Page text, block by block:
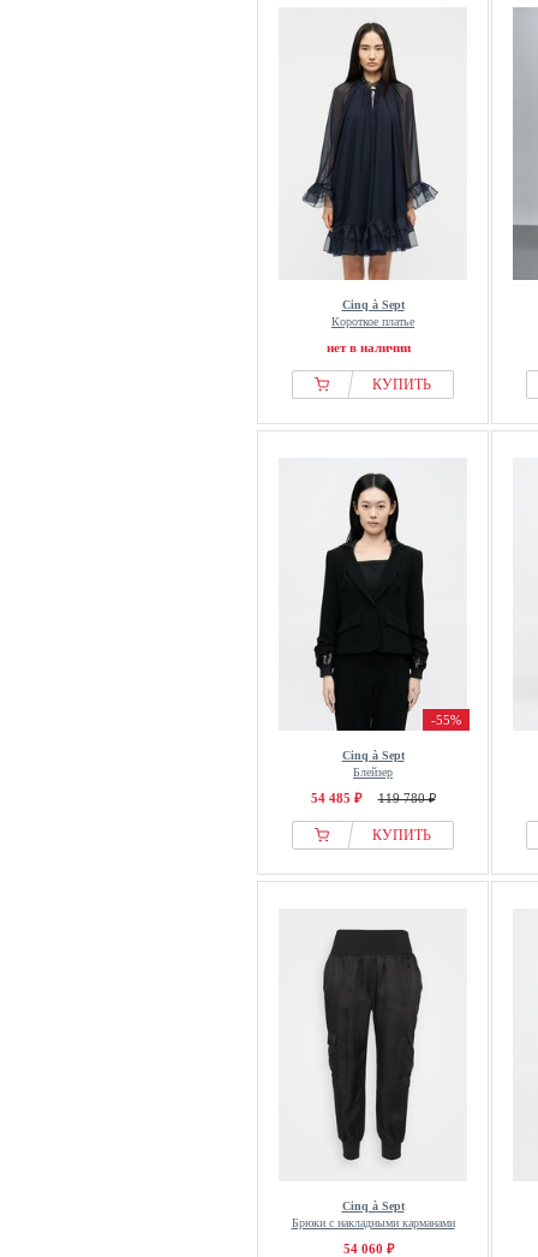
Cinq à Sept
Короткое платье
нет в наличии
КУПИТЬ
-55%
Cinq à Sept
Блейзер
54 485 ₽ 119 780 ₽
КУПИТЬ
Cinq à Sept
Брюки с накладными карманами
54 060 ₽